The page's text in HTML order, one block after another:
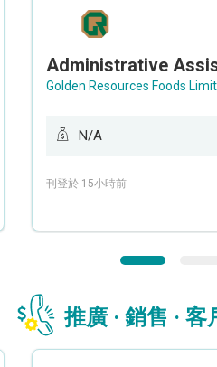
Administrative
Golden Resources Foods
N/A
刊登於 15小時前
推廣 · 銷售 · 客